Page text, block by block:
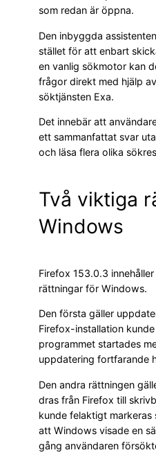
som redan är öppna.
Den inbyggda
stället för att enbart
en vanlig sökmotor kan
frågor direkt med hjälp
söktjänsten Exa.
Det innebär att
ett sammanfattat svar
och läsa flera olika
Två viktiga
Windows
Firefox 153.0.3
rättningar för Windows.
Den första gäller
Firefox-installation
programmet startades
uppdatering fortfarande
Den andra rättningen
dras från Firefox till
kunde felaktigt
att Windows visade en
gång användaren